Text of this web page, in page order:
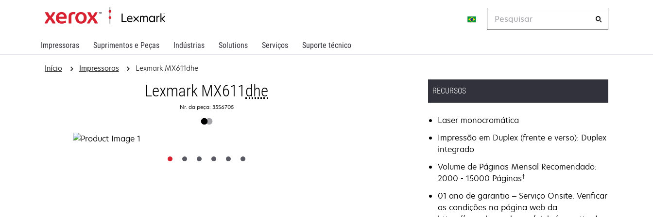
Impressoras Suprimentos e Peças Indústrias Solutions Serviços Suporte técnico
Início Impressoras Lexmark MX611dhe
Lexmark MX611dhe
Nr. da peça: 35S6705
RECURSOS
Laser monocromática
Impressão em Duplex (frente e verso): Duplex
integrado
Volume de Páginas Mensal Recomendado:
2000 - 15000 Páginas†
01 ano de garantia – Serviço Onsite. Verificar
as condições na página web da